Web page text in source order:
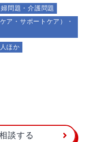
婦問題・介護問題
ア・サポートケア）・
ほか
談する